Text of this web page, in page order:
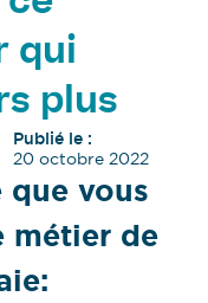
qui
plus
Publié le :
20 octobre 2022
que vous
métier de